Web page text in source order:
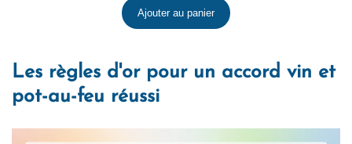
Ajouter au panier
Les règles d'or pour un accord vin et
pot-au-feu réussi